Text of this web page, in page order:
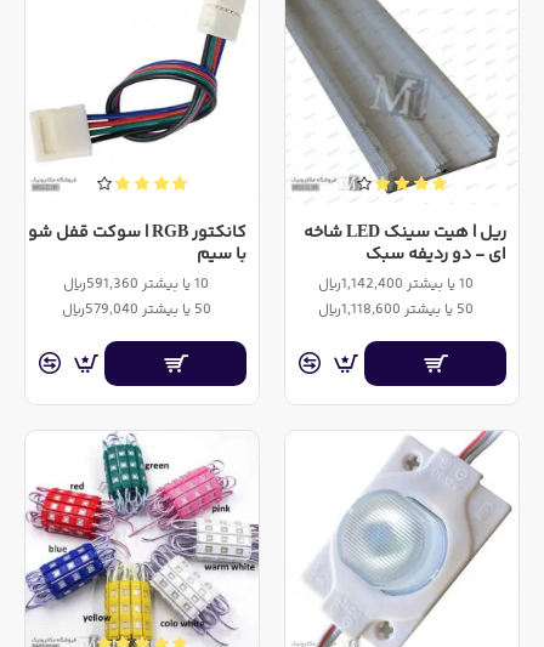
ریل | هیت سینک LED شاخه
ای - دو ردیفه سبک
10 یا بیشتر 1,142,400ریال
50 یا بیشتر 1,118,600ریال
کانکتور RGB | سوکت قفل شو
با سیم
10 یا بیشتر 591,360ریال
50 یا بیشتر 579,040ریال